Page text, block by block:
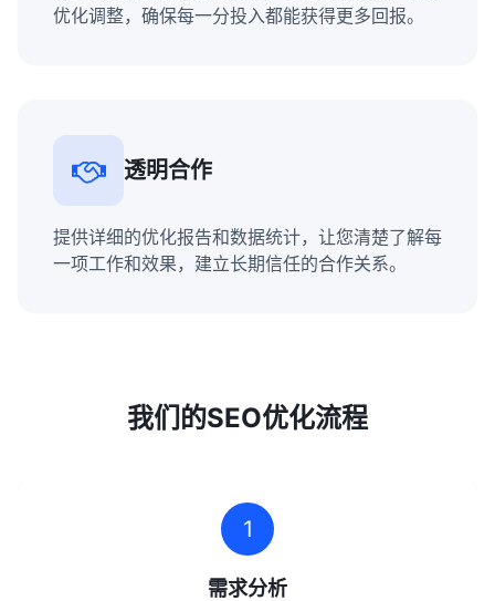
优化调整，确保每一分投入都能获得更多回报。
透明合作
提供详细的优化报告和数据统计，让您清楚了解每
一项工作和效果，建立长期信任的合作关系。
我们的SEO优化流程
1
需求分析